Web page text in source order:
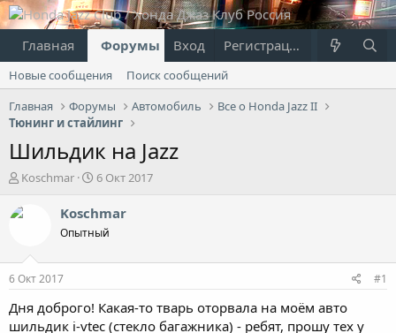
Главная Форумы Что нового?
Вход Регистрация
Новые сообщения
Поиск сообщений
Главная
Форумы Автомобиль
Все о Honda Jazz II
Тюнинг и стайлинг
Шильдик на Jazz
А
т
е
м
ы
Koschmar
Д
т
н
л
6 Окт 2017
Koschmar
Опытный
6 Окт 2017 #1
Дня доброго! Какая-то тварь оторвала на моём авто
шильдик i-vtec (стекло багажника) - ребят, прошу тех у